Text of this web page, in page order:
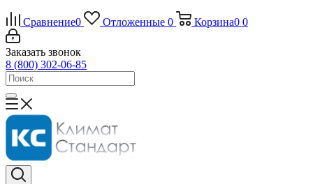
Сравнение0 Отложенные 0 Корзина0 0
Заказать звонок
8 (800) 302-06-85